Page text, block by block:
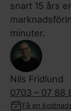
snart 15 års
minuter.
Nils Fridlund
0703 – 07 88
Få en